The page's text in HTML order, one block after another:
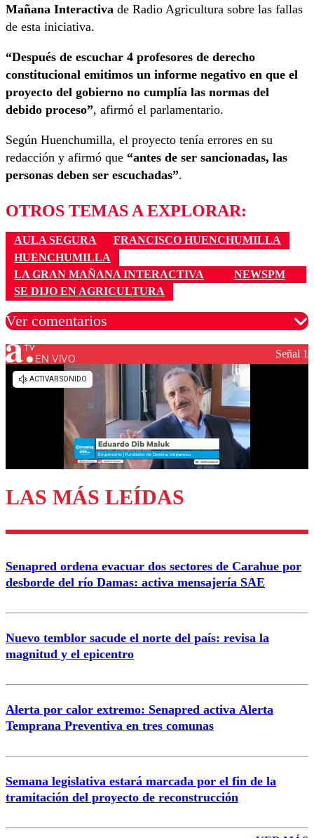
Mañana Interactiva de Radio Agricultura sobre las fallas
de esta iniciativa.
“Después de escuchar 4 profesores de derecho
constitucional emitimos un informe negativo en que el
proyecto del gobierno no cumplía las normas del
debido proceso”, afirmó el parlamentario.
Según Huenchumilla, el proyecto tenía errores en su
redacción y afirmó que “antes de ser sancionadas, las
personas deben ser escuchadas”.
OTROS TEMAS A EXPLORAR:
AULA SEGURA
FRANCISCO HUENCHUMILLA
HUENCHUMILLA
LA GRAN MAÑANA INTERACTIVA
NEWSPM
SE DIJO EN AGRICULTURA
Ver comentarios
Los comentarios son moderados para garantizar un
diálogo respetuoso.
Enviar comentario
EN VIVO Señal 1
LAS MÁS LEÍDAS
Senapred ordena evacuar dos sectores de Carahue por
desborde del río Damas: activa mensajería SAE
Nuevo temblor sacude el norte del país: revisa la
magnitud y el epicentro
Alerta por calor extremo: Senapred activa Alerta
Temprana Preventiva en tres comunas
Semana legislativa estará marcada por el fin de la
tramitación del proyecto de reconstrucción